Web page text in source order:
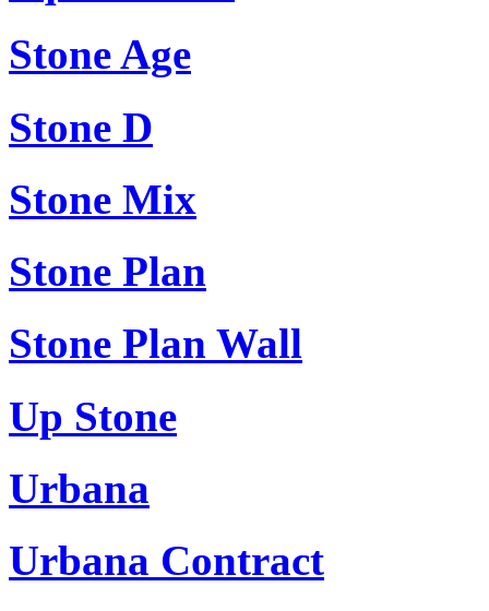
Stone Age
Stone D
Stone Mix
Stone Plan
Stone Plan Wall
Up Stone
Urbana
Urbana Contract